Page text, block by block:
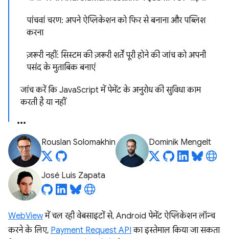
पांचवां चरण: अपने ऐप्लिकेशन को फिर से बनाना और पब्लिश
करना
ज़रूरी नहीं: सिस्टम की ज़रूरी शर्तें पूरी होने की जांच को अपनी
पसंद के मुताबिक बनाएं
जांच करें कि JavaScript में पेमेंट के अनुरोध की सुविधा काम
करती है या नहीं
Rouslan Solomakhin Dominik Mengelt
José Luis Zapata
WebViewमें चल रही वेबसाइटों से, Android पेमेंट ऐप्लिकेशन लॉन्च
करने के लिए, Payment Request API का इस्तेमाल किया जा सकता